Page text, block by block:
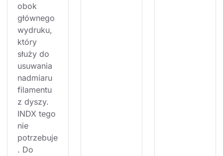
obok
głównego
wydruku,
który
służy do
usuwania
nadmiaru
filamentu
z dyszy.
INDX tego
nie
potrzebuje
. Do